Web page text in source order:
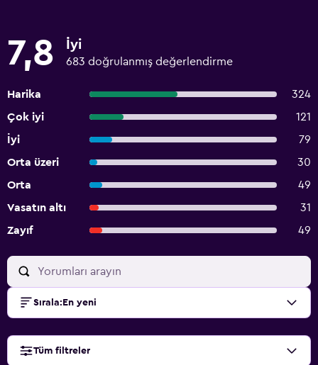
7,8 İyi
683 doğrulanmış değerlendirme
Harika
324
Çok iyi
121
İyi
79
Orta üzeri
30
Orta
49
Vasatın altı
31
Zayıf
49
Sırala: En yeni
Tüm filtreler